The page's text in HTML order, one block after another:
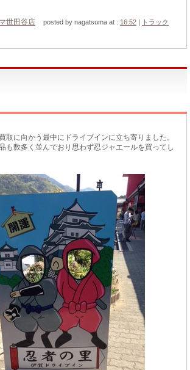
世田谷店 posted by nagatsuma at : 16:52 |
トラック
取に向かう最中にドライブインに立ち寄りました。
も数多く並んでおり思わず忍ジャエールを買ってし